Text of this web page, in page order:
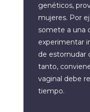
genéticos,
mujeres. Por
somete a una
experimentar
de estornudar
tanto,
vaginal debe
tiempo.